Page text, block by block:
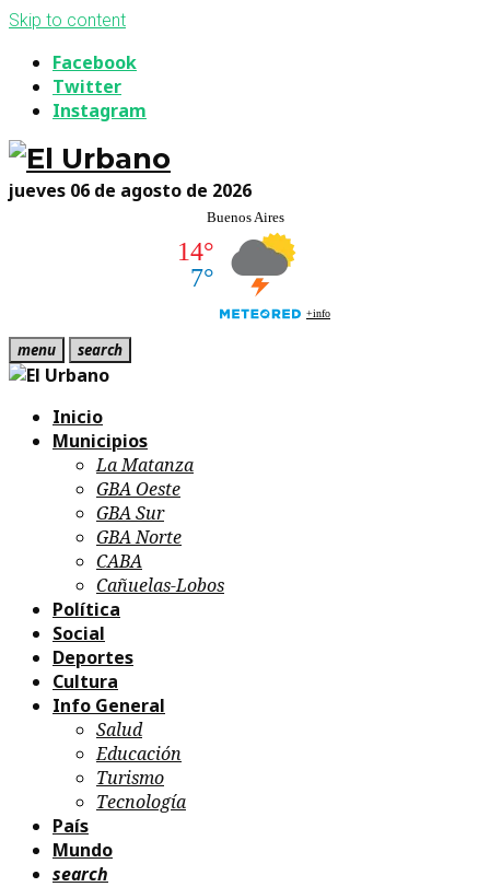
Skip to content
Facebook
Twitter
Instagram
jueves 06 de agosto de 2026
menu search
Inicio
Municipios
La Matanza
GBA Oeste
GBA Sur
GBA Norte
CABA
Cañuelas-Lobos
Política
Social
Deportes
Cultura
Info General
Salud
Educación
Turismo
Tecnología
País
Mundo
search